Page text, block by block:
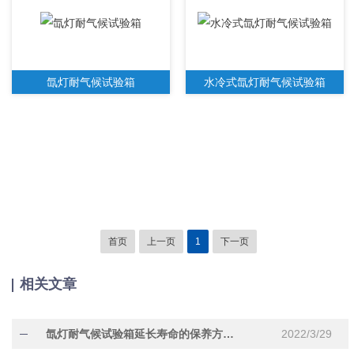
氙灯耐气候试验箱 水冷式氙灯耐气候试验箱
首页 上一页 1 下一页
相关文章
氙灯耐气候试验箱延长寿命的保养方法有哪些 2022/3/29